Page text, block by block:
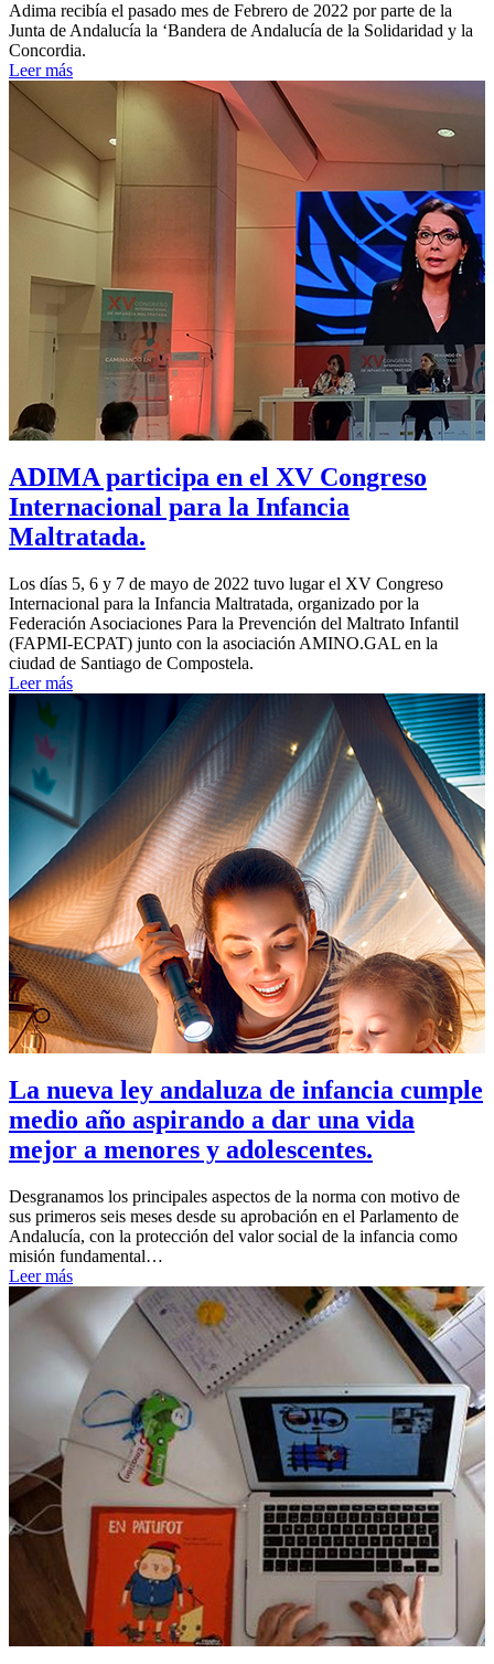
Adima recibía el pasado mes de Febrero de 2022 por parte de la
Junta de Andalucía la ‘Bandera de Andalucía de la Solidaridad y la
Concordia.
Leer más
ADIMA participa en el XV Congreso
Internacional para la Infancia
Maltratada.
Los días 5, 6 y 7 de mayo de 2022 tuvo lugar el XV Congreso
Internacional para la Infancia Maltratada, organizado por la
Federación Asociaciones Para la Prevención del Maltrato Infantil
(FAPMI-ECPAT) junto con la asociación AMINO.GAL en la
ciudad de Santiago de Compostela.
Leer más
La nueva ley andaluza de infancia cumple
medio año aspirando a dar una vida
mejor a menores y adolescentes.
Desgranamos los principales aspectos de la norma con motivo de
sus primeros seis meses desde su aprobación en el Parlamento de
Andalucía, con la protección del valor social de la infancia como
misión fundamental…
Leer más